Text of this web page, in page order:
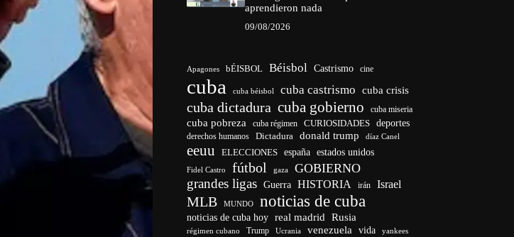
aprendieron nada
09/08/2026
Apagones bÉISBOL Béisbol Castrismo cine
cuba cuba béisbol cuba castrismo cuba crisis
cuba dictadura cuba gobierno cuba miseria
cuba pobreza cuba régimen CURIOSIDADES deportes
derechos humanos Dictadura donald trump díaz Canel
eeuu ELECCIONES españa estados unidos
Fidel Castro fútbol gaza GOBIERNO
grandes ligas Guerra HISTORIA irán Israel
MLB MUNDO noticias de cuba
noticias de cuba hoy real madrid Rusia
régimen cubano Trump Ucrania venezuela vida yankees